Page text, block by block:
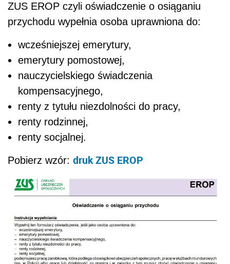
ZUS EROP czyli oświadczenie o osiąganiu
przychodu wypełnia osoba uprawniona do:
wcześniejszej emerytury,
emerytury pomostowej,
nauczycielskiego świadczenia
kompensacyjnego,
renty z tytułu niezdolności do pracy,
renty rodzinnej,
renty socjalnej.
Pobierz wzór: druk ZUS EROP